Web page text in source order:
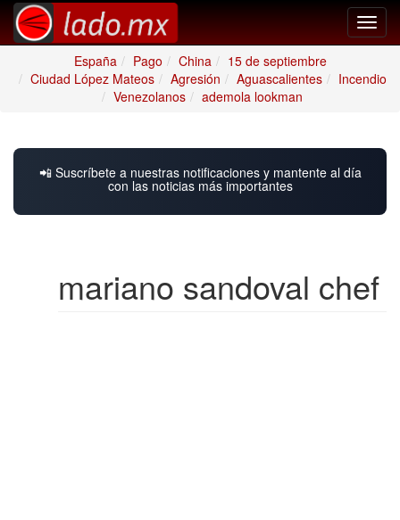
España
Pago China
15 de septiembre
Ciudad López Mateos
Agresión Aguascalientes
Incendio
Venezolanos
ademola lookman
📲 Suscríbete a nuestras notificaciones y mantente al día
con las noticias más importantes
mariano sandoval chef